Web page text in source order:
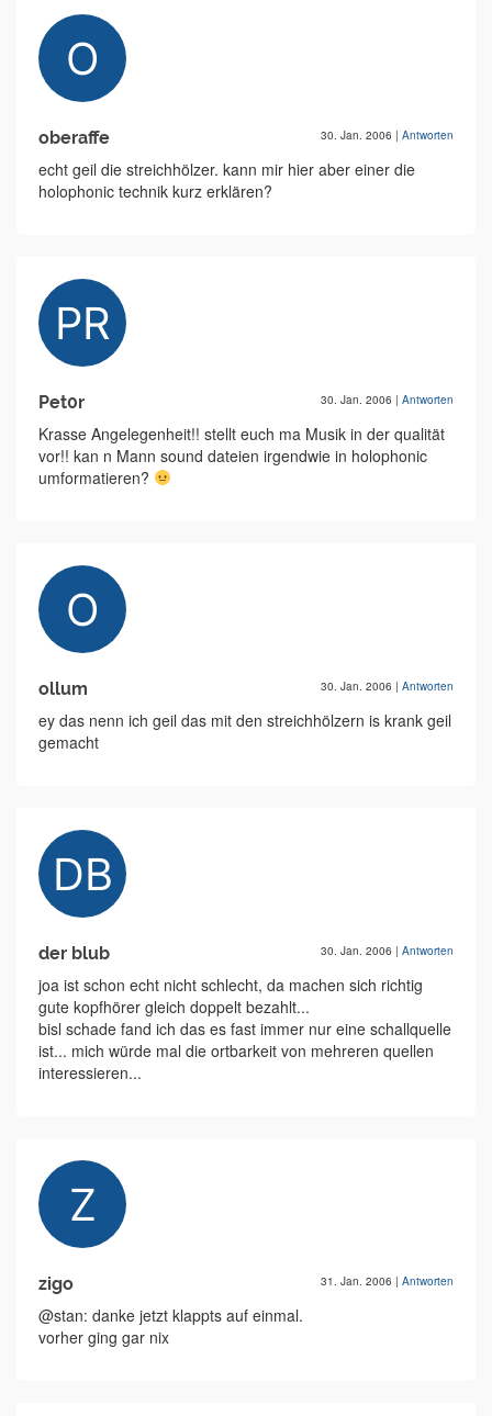
oberaffe 30. Jan. 2006 | Antworten
echt geil die streichhölzer. kann mir hier aber einer die
holophonic technik kurz erklären?
Pet0r 30. Jan. 2006 | Antworten
Krasse Angelegenheit!! stellt euch ma Musik in der qualität
vor!! kan n Mann sound dateien irgendwie in holophonic
umformatieren?
ollum 30. Jan. 2006 | Antworten
ey das nenn ich geil das mit den streichhölzern is krank geil
gemacht
der blub 30. Jan. 2006 | Antworten
joa ist schon echt nicht schlecht, da machen sich richtig
gute kopfhörer gleich doppelt bezahlt...
bisl schade fand ich das es fast immer nur eine schallquelle
ist... mich würde mal die ortbarkeit von mehreren quellen
interessieren...
zigo 31. Jan. 2006 | Antworten
@stan: danke jetzt klappts auf einmal.
vorher ging gar nix